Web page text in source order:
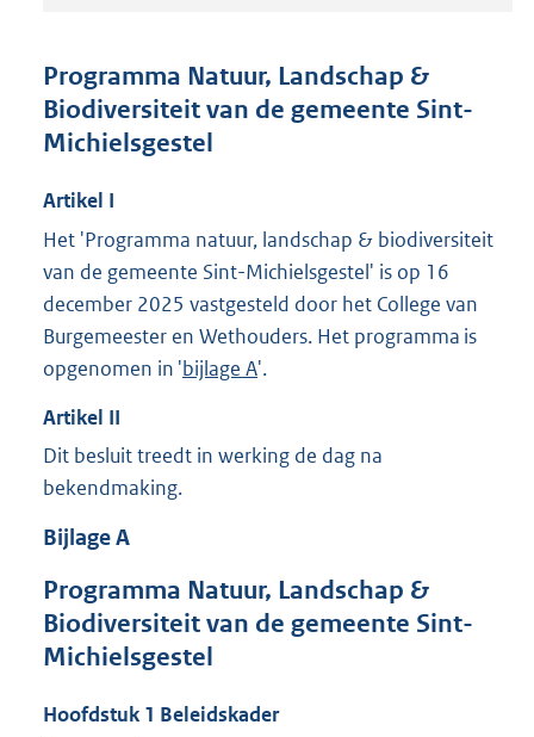
d
s
t
t
e
:
9
b
Programma Natuur, Landschap &
Biodiversiteit van de gemeente Sint-
Michielsgestel
Artikel I
Het 'Programma natuur, landschap & biodiversiteit
van de gemeente Sint-Michielsgestel' is op 16
december 2025 vastgesteld door het College van
Burgemeester en Wethouders. Het programma is
opgenomen in 'bijlage A'.
Artikel II
Dit besluit treedt in werking de dag na
bekendmaking.
BijlageA
Programma Natuur, Landschap &
Biodiversiteit van de gemeente Sint-
Michielsgestel
Hoofdstuk 1 Beleidskader